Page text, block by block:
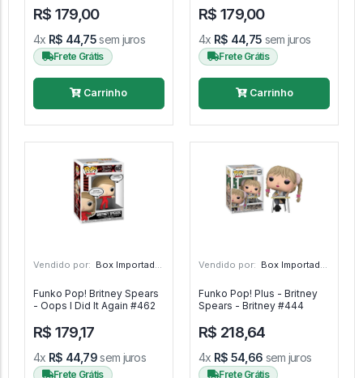
#1731
R$ 179,00
4x R$ 44,75sem juros
Frete Grátis
Carrinho
#1730
R$ 179,00
4x R$ 44,75 sem juros
Frete Grátis
Carrinho
Vendido por: Box Importado - SP
Funko Pop! Britney Spears
- Oops I Did It Again #462
R$ 179,17
4x R$ 44,79sem juros
Frete Grátis
Vendido por: Box Importado - SP
Funko Pop! Plus - Britney
Spears - Britney #444
R$ 218,64
4x R$ 54,66 sem juros
Frete Grátis